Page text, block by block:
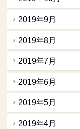
2019年9月
2019年8月
2019年7月
2019年6月
2019年5月
2019年4月